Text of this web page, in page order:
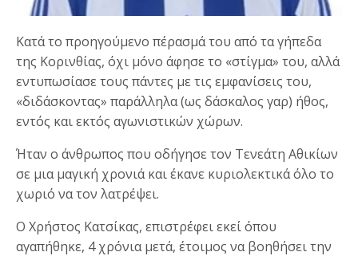
Κατά το προηγούμενο πέρασμά του από τα γήπεδα
της Κορινθίας, όχι μόνο άφησε το «στίγμα» του, αλλά
εντυπωσίασε τους πάντες με τις εμφανίσεις του,
«διδάσκοντας» παράλληλα (ως δάσκαλος γαρ) ήθος,
εντός και εκτός αγωνιστικών χώρων.
Ήταν ο άνθρωπος που οδήγησε τον Τενεάτη Αθικίων
σε μια μαγική χρονιά και έκανε κυριολεκτικά όλο το
χωριό να τον λατρέψει.
Ο Χρήστος Κατσίκας, επιστρέφει εκεί όπου
αγαπήθηκε, 4 χρόνια μετά, έτοιμος να βοηθήσει την